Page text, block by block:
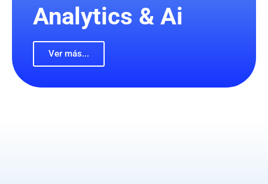
Analytics & Ai
Ver más...